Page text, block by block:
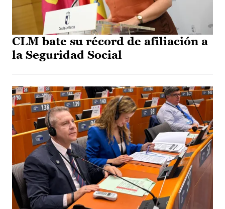
CLM bate su récord de afiliación a
la Seguridad Social